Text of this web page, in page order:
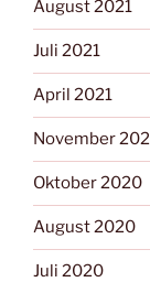
August 2021
Juli 2021
April 2021
November
Oktober 2020
August 2020
Juli 2020